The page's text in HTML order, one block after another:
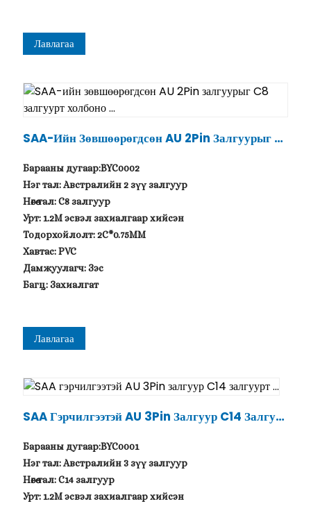
Лавлагаа
SAA-Ийн Зөвшөөрөгдсөн AU 2Pin Залгуурыг C
Барааны дугаар:BYC0002
Нэг тал: Австралийн 2 зүү залгуур
Нөгөө тал: C8 залгуур
Урт: 1.2M эсвэл захиалгаар хийсэн
Тодорхойлолт: 2C*0.75MM
Хавтас: PVC
Дамжуулагч: Зэс
Багц: Захиалгат
Лавлагаа
SAA Гэрчилгээтэй AU 3Pin Залгуур C14 Залгуур
Барааны дугаар:BYC0001
Нэг тал: Австралийн 3 зүү залгуур
Нөгөө тал: C14 залгуур
Урт: 1.2M эсвэл захиалгаар хийсэн